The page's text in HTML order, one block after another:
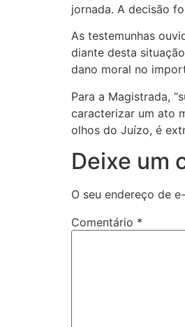
jornada. A decisão
As testemunhas
diante desta
dano moral no
Para a Magistrada,
caracterizar um ato
olhos do Juízo, é
Deixe um
O seu endereço de
Comentário *